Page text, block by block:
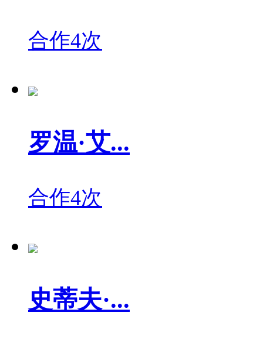
合作4次
罗温·艾...
合作4次
史蒂夫·...